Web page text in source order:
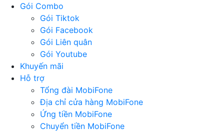
Gói Combo
Gói Tiktok
Gói Facebook
Gói Liên quân
Gói Youtube
Khuyến mãi
Hỗ trợ
Tổng đài MobiFone
Địa chỉ cửa hàng MobiFone
Ứng tiền MobiFone
Chuyển tiền MobiFone